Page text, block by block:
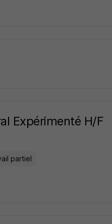
Expérimenté H/F
partiel